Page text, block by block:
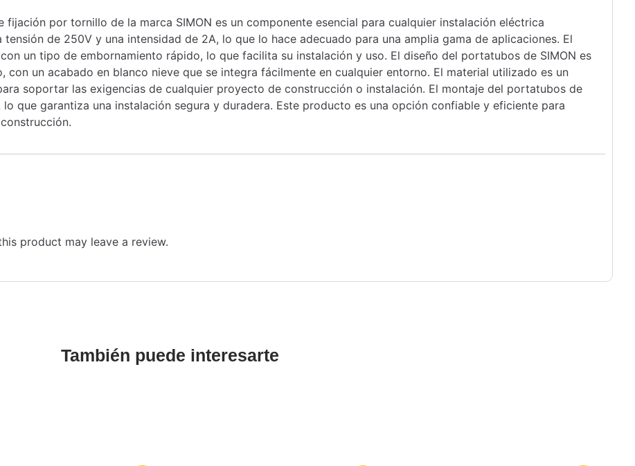
por tornillo de la marca SIMON es un componente esencial para cualquier instalación eléctrica
de 250V y una intensidad de 2A, lo que lo hace adecuado para una amplia gama de aplicaciones. El
un tipo de embornamiento rápido, lo que facilita su instalación y uso. El diseño del portatubos de SIMON es
con un acabado en blanco nieve que se integra fácilmente en cualquier entorno. El material utilizado es un
soportar las exigencias de cualquier proyecto de construcción o instalación. El montaje del portatubos de
que garantiza una instalación segura y duradera. Este producto es una opción confiable y eficiente para
product may leave a review.
También puede interesarte